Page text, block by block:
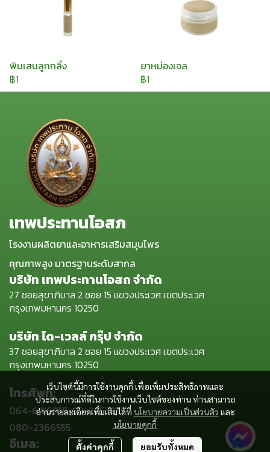
พิมเสนลูกกลิ้ง
฿1
ยาหม่องเจล
฿1
เว็บไซต์นี้มีการใช้งานคุกกี้ เพื่อเพิ่มประสิทธิภาพและ
ประสบการณ์ที่ดีในการใช้งานเว็บไซต์ของท่าน ท่านสามารถ
อ่านรายละเอียดเพิ่มเติมได้ที่ นโยบายความเป็นส่วนตัว และ
นโยบายคุกกี้
ตั้งค่าคุกกี้ ยอมรับทั้งหมด
เทพประทานโอสภ
โรงงานผลิตยาและอาหารเสริมสมุนไพร
คุณภาพสูง มาตรฐานระดับสากล
บริษัท เทพประทานโอสถ จำกัด
27 ซอยสุขาภิบาล 2 ซอย 15 แขวงประเวศ เขตประเวศ
กรุงเทพมหานคร 10250
บริษัท ได-เวลล์ กรุ๊ป จำกัด
37 ซอยสุขาภิบาล 2 ซอย 15 แขวงประเวศ เขตประเวศ
กรุงเทพมหานคร 10250
โทรศัพท์:
064-6416955, 02-2953955,
080-2366555
อีเมล: